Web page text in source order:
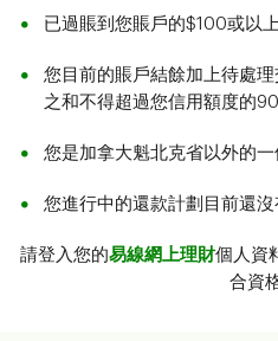
已過賬到您賬戶的$100或以
您目前的賬戶結餘加上待處
之和不得超過您信用額度的
您是加拿大魁北克省以外的
您進行中的還款計劃目前還沒
請登入您的易線網上理財個人資
合資